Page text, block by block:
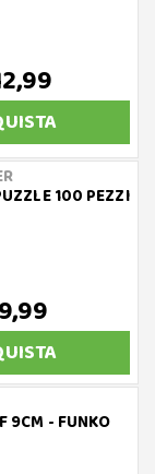
100 PEZZI
9CM - FUNKO